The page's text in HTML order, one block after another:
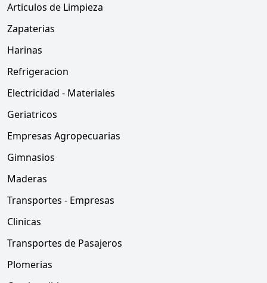
Articulos de Limpieza
Zapaterias
Harinas
Refrigeracion
Electricidad - Materiales
Geriatricos
Empresas Agropecuarias
Gimnasios
Maderas
Transportes - Empresas
Clinicas
Transportes de Pasajeros
Plomerias